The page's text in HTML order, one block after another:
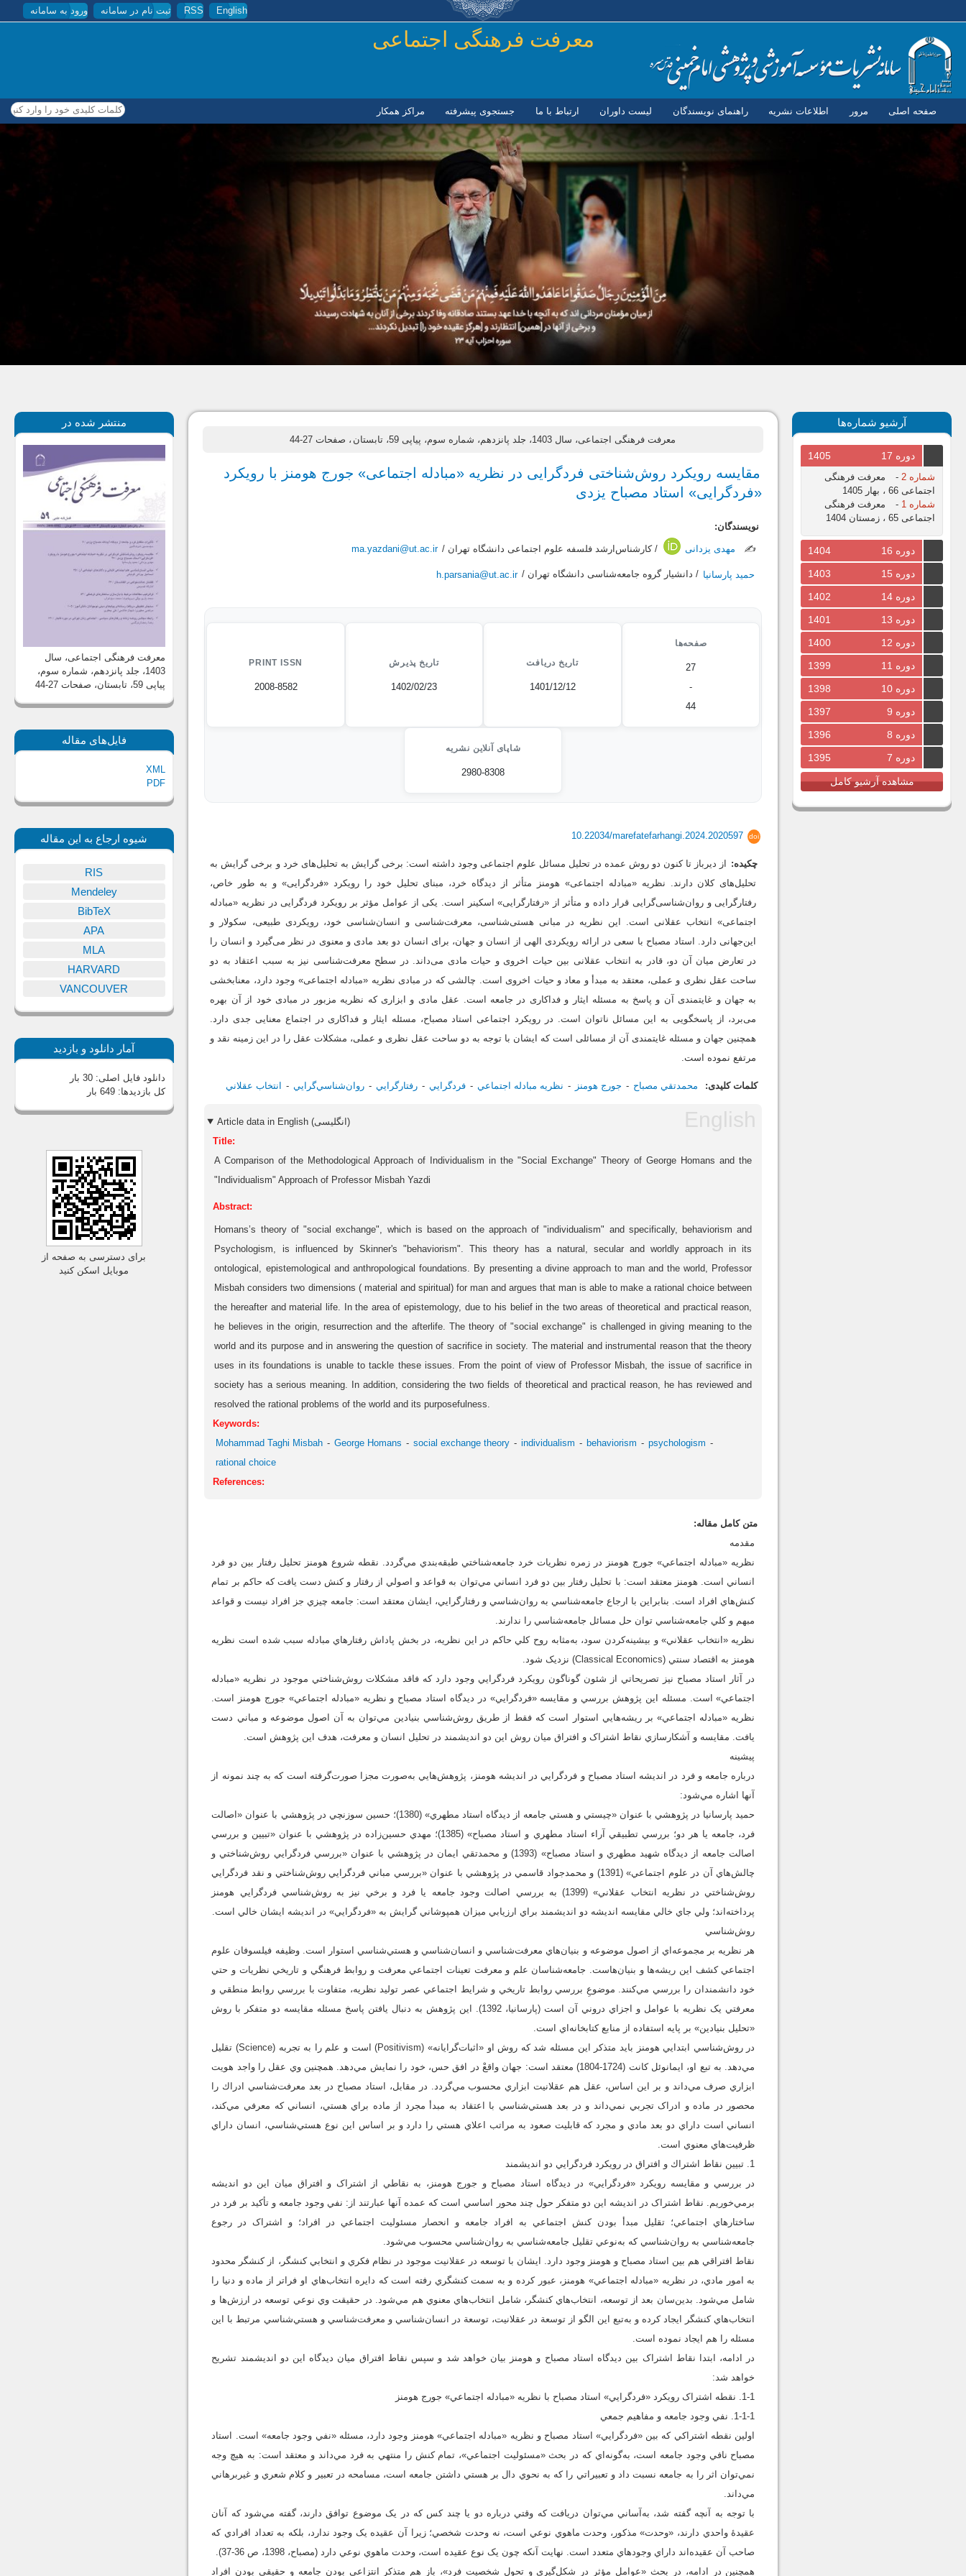
رفتن به محتوای اصلی English
RSS ثبت نام در سامانه ورود به سامانه
معرفت فرهنگی اجتماعی
صفحه اصلی مرور اطلاعات نشریه راهنمای نویسندگان لیست داوران ارتباط با ما جستجوی پیشرفته مراكز همكار کلمات کلیدی خود را وارد کنید
آرشیو شماره‌ها
دوره 17 1405
شماره 2 -
معرفت فرهنگی
اجتماعی 66 ، بهار 1405
شماره 1
-
معرفت فرهنگی
اجتماعی 65 ، زمستان 1404
دوره 16
1404
دوره 15
1403
دوره 14
1402
دوره 13
1401
دوره 12
1400
دوره 11
1399
دوره 10
1398
دوره 9
1397
دوره 8
1396
دوره 7
1395
مشاهده آرشیو کامل
معرفت فرهنگی اجتماعی، سال 1403، جلد پانزدهم، شماره سوم، پیاپی 59، تابستان ، صفحات 27-44
مقایسه رویکرد روش‌شناختی فردگرایی در نظریه «مبادله اجتماعی» جورج هومنز با رویکرد
«فردگرایی» استاد مصباح یزدی
نویسندگان:
✍️ مهدی یزدانی / کارشناس‌ارشد فلسفه علوم اجتماعی دانشگاه تهران / ma.yazdani@ut.ac.ir
حمید پارسانیا / دانشیار گروه جامعه‌شناسی دانشگاه تهران / h.parsania@ut.ac.ir
صفحه‌ها
27
-
44
تاریخ دریافت
1401/12/12
تاریخ پذیرش
1402/02/23
PRINT ISSN
2008-8582
شاپای آنلاین نشریه
2980-8308
doi
10.22034/marefatefarhangi.2024.2020597
چکیده: از دیرباز تا کنون دو روش عمده در تحلیل مسائل علوم اجتماعی وجود داشته است: برخی گرایش به تحلیل‌های خرد و برخی گرایش به
تحلیل‌های کلان دارند. نظریه «مبادله اجتماعی» هومنز متأثر از دیدگاه خرد، مبنای تحلیل خود را رویکرد «فردگرایی» و به طور خاص،
رفتارگرایی و روان‌شناسی‌گرایی قرار داده و متأثر از «رفتارگرایی» اسکینر است. یکی از عوامل مؤثر بر رویکرد فردگرایی در نظریه «مبادله
اجتماعی» انتخاب عقلانی است. این نظریه در مبانی هستی‌شناسی، معرفت‌شناسی و انسان‌شناسی خود، رویکردی طبیعی، سکولار و
این‌جهانی دارد. استاد مصباح با سعی در ارائه رویکردی الهی از انسان و جهان، برای انسان دو بعد مادی و معنوی در نظر می‌گیرد و انسان را
در تعارض میان آن دو، قادر به انتخاب عقلانی بین حیات اخروی و حیات مادی می‌داند. در سطح معرفت‌شناسی نیز به سبب اعتقاد به دو
ساحت عقل نظری و عملی، معتقد به مبدأ و معاد و حیات اخروی است. چالشی که در مبادی نظریه «مبادله اجتماعی» وجود دارد، معنابخشی
به جهان و غایتمندی آن و پاسخ به مسئله ایثار و فداکاری در جامعه است. عقل مادی و ابزاری که نظریه مزبور در مبادی خود از آن بهره
می‌برد، از پاسخگویی به این مسائل ناتوان است. در رویکرد اجتماعی استاد مصباح، مسئله ایثار و فداکاری در اجتماع معنایی جدی دارد.
همچنین جهان و مسئله غایتمندی آن از مسائلی است که ایشان با توجه ‌به دو ساحت عقل نظری و عملی، مشکلات عقل را در این زمینه نقد و
مرتفع نموده‌ است.
کلمات کلیدی: محمدتقي مصباح جورج هومنز نظريه مبادله اجتماعي فردگرايي رفتارگرايي روان‌شناسي‌گرايي انتخاب عقلاني
Article data in English (انگلیسی)
Title:
A Comparison of the Methodological Approach of Individualism in the "Social Exchange" Theory of George Homans and the
"Individualism" Approach of Professor Misbah Yazdi
Abstract:
Homans’s theory of "social exchange", which is based on the approach of "individualism" and specifically, behaviorism and
Psychologism, is influenced by Skinner's "behaviorism". This theory has a natural, secular and worldly approach in its
ontological, epistemological and anthropological foundations. By presenting a divine approach to man and the world, Professor
Misbah considers two dimensions ( material and spiritual) for man and argues that man is able to make a rational choice between
the hereafter and material life. In the area of epistemology, due to his belief in the two areas of theoretical and practical reason,
he believes in the origin, resurrection and the afterlife. The theory of "social exchange" is challenged in giving meaning to the
world and its purpose and in answering the question of sacrifice in society. The material and instrumental reason that the theory
uses in its foundations is unable to tackle these issues. From the point of view of Professor Misbah, the issue of sacrifice in
society has a serious meaning. In addition, considering the two fields of theoretical and practical reason, he has reviewed and
resolved the rational problems of the world and its purposefulness.
Keywords:
Mohammad Taghi Misbah
George Homans social exchange theory individualism behaviorism
psychologism
rational choice
References:
متن کامل مقاله:
مقدمه
نظريه «مبادله اجتماعي» جورج هومنز در زمره نظريات خرد جامعه‌شناختي طبقه‌بندي مي‌گردد. نقطه شروع هومنز تحليل رفتار بين دو فرد
انساني است. هومنز معتقد است: با تحليل رفتار بين دو فرد انساني مي‌توان به قواعد و اصولي از رفتار و کنش دست‌ يافت که حاکم بر تمام
کنش‌هاي افراد است. بنابراين با ارجاع جامعه‌شناسي به روان‌شناسي و رفتارگرايي، ايشان معتقد است: جامعه چيزي جز افراد نيست و قواعد
مبهم و کلي جامعه‌شناسي توان حل مسائل جامعه‌شناسي را ندارند.
نظريه «انتخاب عقلاني» و بيشينه‌کردن سود، به‌مثابه روح کلي حاکم در اين نظريه، در بخش پاداش رفتارهاي مبادله سبب شده است نظريه
هومنز به اقتصاد سنتي (Classical Economics) نزديک شود.
در آثار استاد مصباح نيز تصريحاتي از شئون گوناگون رويکرد فردگرايي وجود دارد که فاقد مشکلات روش‌شناختي موجود در نظريه «مبادله
اجتماعي» است. مسئله اين پژوهش بررسي و مقايسه «فردگرايي» در ديدگاه استاد مصباح و نظريه «مبادله اجتماعي» جورج هومنز است.
نظريه «مبادله اجتماعي» بر ريشه‌هايي استوار است که فقط از طريق روش‌شناسي بنيادين مي‌توان به آن اصول موضوعه و مباني دست
‌يافت. مقايسه و آشکار‌سازي نقاط اشتراک و افتراق ميان روش اين دو انديشمند در تحليل انسان و معرفت، هدف اين پژوهش است.
پيشينه
درباره جامعه و فرد در انديشه استاد مصباح و فردگرايي در انديشه هومنز، پژوهش‌هايي به‌صورت مجزا صورت‌گرفته است که به چند نمونه از
آنها اشاره مي‌شود:
حميد پارسانيا در پژوهشي با عنوان «چيستي و هستي جامعه از ديدگاه استاد مطهري» (1380)؛ حسين سوزنچي در پژوهشي با عنوان «اصالت
فرد، جامعه يا هر دو؛ بررسي تطبيقي آراء استاد مطهري و استاد مصباح» (1385)؛ مهدي حسين‌زاده‌ در پژوهشي با عنوان «تبيين و بررسي
اصالت جامعه از ديدگاه شهيد مطهري و استاد مصباح» (1393) و محمدتقي ايمان در پژوهشي با عنوان «بررسي فردگرايي روش‌شناختي و
چالش‌هاي آن در علوم اجتماعي» (1391) و محمدجواد قاسمي در پژوهشي با عنوان «بررسي مباني فردگرايي روش‌شناختي و نقد فردگرايي
روش‌شناختي در نظريه انتخاب عقلاني» (1399) به بررسي اصالت وجود جامعه يا فرد و برخي نيز به روش‌شناسي فرد‌گرايي هومنز
پرداخته‌اند؛ ولي جاي خالي مقايسه انديشه دو انديشمند براي ارزيابي ميزان همپوشاني گرايش به «فردگرايي» در انديشه ايشان خالي است.
روش‌شناسي
هر نظريه بر مجموعه‌اي از اصول موضوعه و بنيان‌هاي معرفت‌شناسي و انسان‌شناسي و هستي‌شناسي استوار است. وظيفه فيلسوفان علوم
اجتماعي کشف اين ريشه‌ها و بنيان‌هاست. جامعه‌شناسان علم و معرفت تعينات اجتماعي معرفت و روابط فرهنگي و تاريخي نظريات و حتي
خود دانشمندان را بررسي مي‌کنند. موضوعِ بررسي روابط تاريخي و شرايط اجتماعي عصر توليد نظريه، متفاوت با بررسي روابط منطقي و
معرفتي يک نظريه با عوامل و اجزاي دروني آن است (پارسانيا، 1392). اين پژوهش به دنبال يافتن پاسخ مسئله مقايسه دو متفكر با روش
«تحليل بنيادين» بر پايه استفاده از منابع کتابخانه‌اي است.
در روش‌شناسي ابتدايي هومنز بايد متذكر اين مسئله شد كه روش او «اثبات‌گرايانه» (Positivism) است و علم را به تجربه (Science) تقليل
مي‌دهد. به تبع او، ايمانوئل كانت (1724-1804) معتقد است: جهان واقعْ در افق حس، خود را نمايش مي‌دهد. همچنين وي عقل را واجد هويت
ابزاري صرف مي‌داند و بر اين اساس،‌ عقل هم عقلانيت ابزاري محسوب مي‌گردد. در مقابل، استاد مصباح در بعد معرفت‌شناسي ادراك را
محصور در ماده و ادراک تجربي نمي‌داند و در بعد هستي‌شناسي با اعتقاد به مبدأ مجرد از ماده براي هستي، انساني که معرفي مي‌کند،
انساني است داراي دو بعد مادي و مجرد که قابليت صعود به مراتب اعلاي هستي را دارد و بر اساس اين نوع هستي‌شناسي، انسان داراي
ظرفيت‌هاي معنوي است.
1. تبيين نقاط اشتراك و افتراق در رويكرد فردگرايي دو انديشمند
در بررسي و مقايسه رويکرد «فردگرايي» در ديدگاه استاد مصباح و جورج هومنز، به نقاطي از اشتراک و افتراق ميان اين دو انديشه
برمي‌خوريم. نقاط اشتراک در انديشه اين دو متفکر حول چند محور اساسي است که عمده آنها عبارتند از: نفي وجود جامعه و تأکيد بر فرد در
ساختارهاي اجتماعي؛ تقليل مبدأ بودن کنش اجتماعي به افراد جامعه و انحصار مسئوليت اجتماعي در افراد؛ و اشتراک در رجوع
جامعه‌شناسي به روان‌شناسي که به‌نوعي تقليل جامعه‌شناسي به روان‌شناسي محسوب مي‌شود.
نقاط افتراقي هم بين استاد مصباح و هومنز وجود دارد. ايشان با توسعه در عقلانيت موجود در نظام فکري و انتخابي کنشگر، از کنشگر محدود
به امور مادي، در نظريه «مبادله اجتماعي» هومنز، عبور کرده و به سمت کنشگري رفته است که دايره انتخاب‌هاي او فراتر از ماده و دنيا را
شامل مي‌شود. بدين‌سان بعد از توسعه، انتخاب‌هاي کنشگر، شامل انتخاب‌هاي معنوي هم مي‌شود. در حقيقت وي نوعي توسعه در ارزش‌ها و
انتخاب‌هاي کنشگر ايجاد کرده و به‌تبع اين الگو از توسعة در عقلانيت، توسعة در انسان‌شناسي و معرفت‌شناسي و هستي‌شناسي مرتبط با اين
مسئله را هم ايجاد نموده است.
در ادامه، ابتدا نقاط اشتراک بين ديدگاه استاد مصباح و هومنز بيان خواهد شد و سپس نقاط افتراق ميان ديدگاه اين دو انديشمند تشريح
خواهد شد:
1-1. نقطه اشتراک رويکرد «فردگرايي» استاد مصباح با نظريه «مبادله اجتماعي» جورج هومنز
1-1-1. نفي وجود جامعه و مفاهيم جمعي
اولين نقطه اشتراکي که بين «فردگرايي» استاد مصباح و نظريه «مبادله اجتماعي» هومنز وجود دارد، مسئله «نفي وجود جامعه» است. استاد
مصباح نافي وجود جامعه است، به‌گونه‌اي که در بحث «مسئوليت اجتماعي»، تمام کنش را منتهي به فرد مي‌داند و معتقد است: به هيچ وجه
نمي‌توان اثر را به جامعه نسبت داد و تعبيراتي را که به نحوي دال بر هستي داشتن جامعه است، مسامحه در تعبير و کلام شعري و غيربرهاني
مي‌داند.
با توجه‌ به آنچه گفته شد، به‌آساني مي‌توان دريافت که وقتي درباره دو يا چند کس که در يک موضوع توافق دارند، گفته مي‌شود که آنان
عقيدۀ واحد‌ي دارند، «وحدت» مذکور، وحدت ماهوي نوعي است، نه وحدت شخصي؛ زيرا آن عقيده يک وجود ندارد، بلکه به تعداد افرادي که
صاحب آن عقيده‌اند داراي وجودهاي متعدد است. نهايت آنکه چون يک نوع عقيده است، وحدت ماهوي نوعي دارد (مصباح، 1398، ص 36-37).
همچنين در ادامه، در بحث «عوامل مؤثر در شكل‌گيري و تحول شخصيت فرد»، باز هم متذكر انتزاعي بودن جامعه و حقيقي بودن افراد
منتشر شده در
معرفت فرهنگی اجتماعی، سال
1403، جلد پانزدهم، شماره سوم،
پیاپی 59، تابستان
، صفحات 27-44
فایل‌های مقاله
XML
PDF
شیوه ارجاع به این مقاله
RIS
Mendeley
BibTeX
APA
MLA
HARVARD
VANCOUVER
آمار دانلود و بازدید
دانلود فایل اصلی:30 بار
کل بازدیدها:649 بار
برای دسترسی به صفحه از
موبایل اسکن کنید